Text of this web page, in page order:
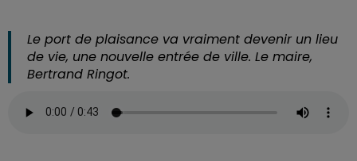
Le port de plaisance va vraiment devenir un lieu
de vie, une nouvelle entrée de ville. Le maire,
Bertrand Ringot.